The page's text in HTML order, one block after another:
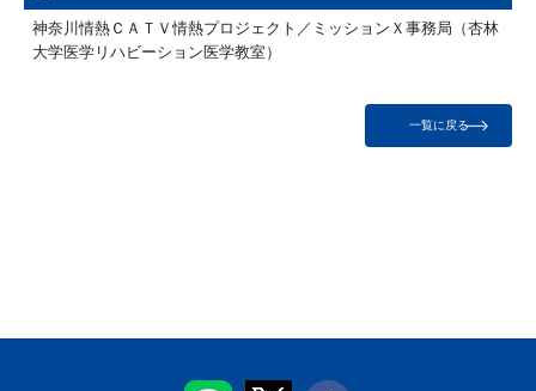
神奈川情熱ＣＡＴＶ情熱プロジェクト／ミッションＸ事務局（杏林
大学医学リハビーション医学教室）
一覧に戻る